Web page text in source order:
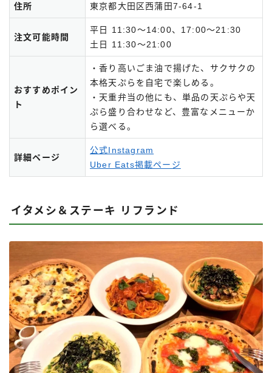
住所 東京都大田区西蒲田7-64-1
注文可能時間
平日 11:30～14:00、17:00～21:30
土日 11:30～21:00
おすすめポイン
ト
・香り高いごま油で揚げた、サクサクの
本格天ぷらを自宅で楽しめる。
・天重弁当の他にも、単品の天ぷらや天
ぷら盛り合わせなど、豊富なメニューか
ら選べる。
詳細ページ
公式Instagram
Uber Eats掲載ページ
イタメシ＆ステーキ リフランド